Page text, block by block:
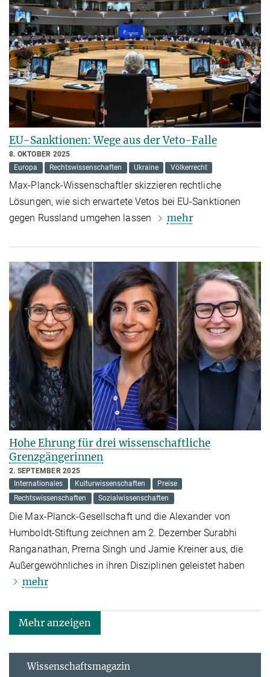
EU-Sanktionen: Wege aus der Veto-Falle
8. OKTOBER 2025
Europa
Rechtswissenschaften Ukraine Völkerrecht
Max-Planck-Wissenschaftler skizzieren rechtliche
Lösungen, wie sich erwartete Vetos bei EU-Sanktionen
gegen Russland umgehen lassen
mehr
Hohe Ehrung für drei wissenschaftliche
Grenzgängerinnen
2. SEPTEMBER 2025
Internationales
Kulturwissenschaften
Preise
Rechtswissenschaften
Sozialwissenschaften
Die Max-Planck-Gesellschaft und die Alexander von
Humboldt-Stiftung zeichnen am 2. Dezember Surabhi
Ranganathan, Prerna Singh und Jamie Kreiner aus, die
Außergewöhnliches in ihren Disziplinen geleistet haben
mehr
Mehr anzeigen
Wissenschaftsmagazin